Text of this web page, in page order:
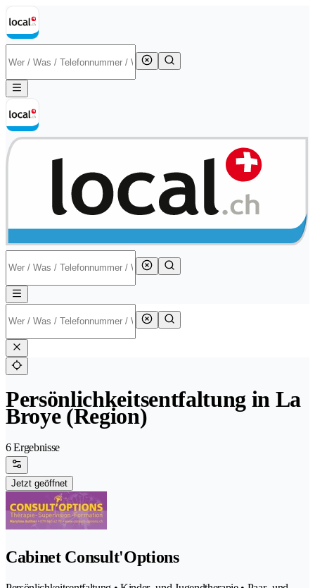
Persönlichkeitsentfaltung in La
Broye (Region)
6 Ergebnisse
Jetzt geöffnet
Cabinet Consult'Options